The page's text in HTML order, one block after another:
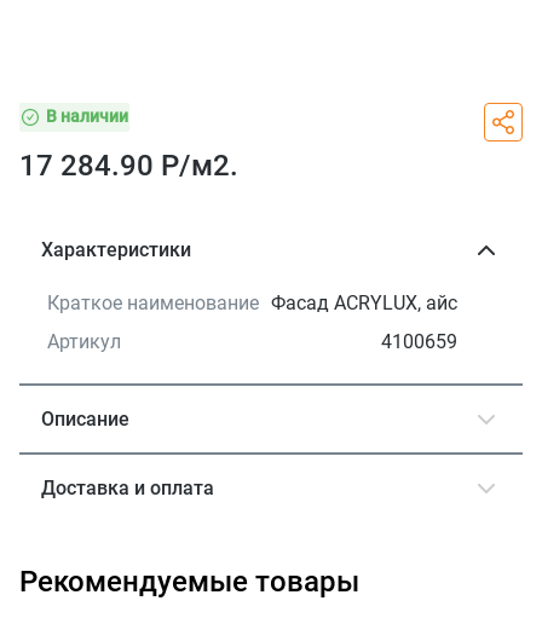
В наличии
17 284.90 Р/м2.
Характеристики
Краткое наименование Фасад ACRYLUX, айс
Артикул
4100659
Описание
Доставка и оплата
Рекомендуемые товары